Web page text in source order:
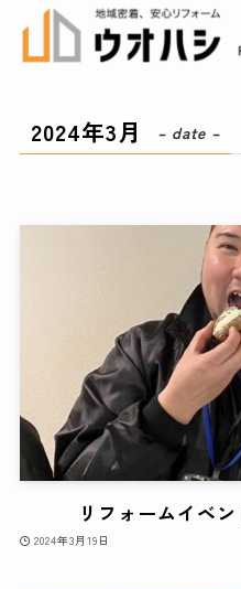
2024年3月 – date –
リフォームイベ
2024年3月19日